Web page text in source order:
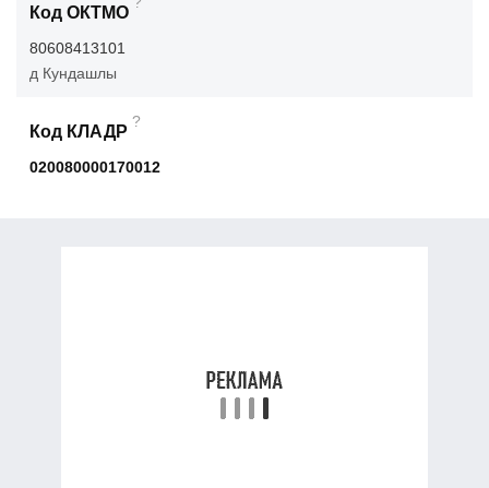
Код ОКТМО
80608413101
д Кундашлы
Код КЛАДР
?
020080000170012